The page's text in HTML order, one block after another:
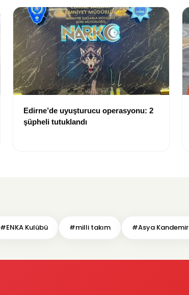
Edirne’de uyuşturucu operasyonu: 2
şüpheli tutuklandı
#ENKA Kulübü #milli takım #Asya Kandemir